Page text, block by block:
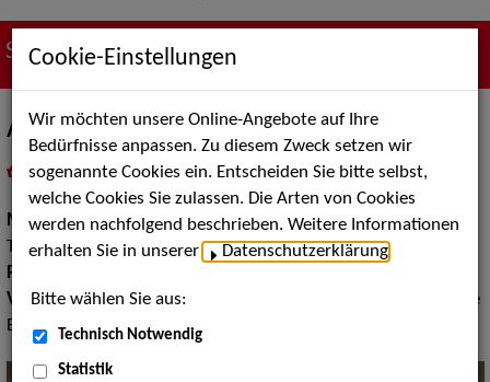
Suche nach Künstler*innen
AnamcorA
als PDF speichern
inMeine Merklistelegen
Musik:Volksmusik und Intern. Folklore, Pop, Rock &
Tanzmusik
Pop Rock Tanzmusik:
Volksmusik Internationale Folklore:
Schottland, Irland, Mobile
Bands
Cookie-Einstellungen
Wir möchten unsere Online-Angebote auf Ihre
Bedürfnisse anpassen. Zu diesem Zweck setzen wir
sogenannte Cookies ein. Entscheiden Sie bitte selbst,
welche Cookies Sie zulassen. Die Arten von Cookies
werden nachfolgend beschrieben. Weitere Informationen
erhalten Sie in unserer
Datenschutzerklärung
Bitte wählen Sie aus:
Technisch Notwendig
Statistik